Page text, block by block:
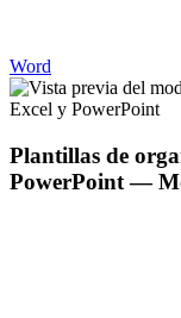
Word
Plantillas de
PowerPoint—